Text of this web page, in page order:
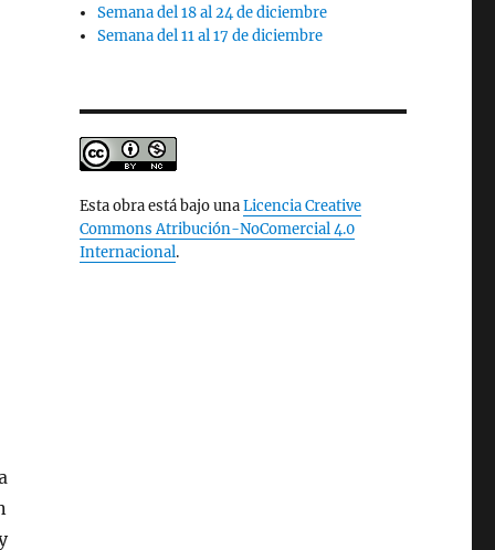
Semana del 18 al 24 de diciembre
Semana del 11 al 17 de diciembre
Esta obra está bajo unaLicencia Creative
Commons Atribución-NoComercial 4.0
Internacional.